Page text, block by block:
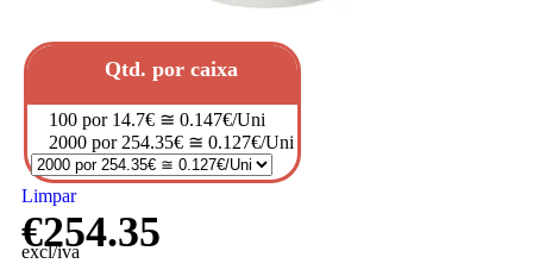
Qtd. por caixa
100 por 14.7€ ≅ 0.147€/Uni
2000 por 254.35€ ≅ 0.127€/Uni
Limpar
€254.35
excl/iva